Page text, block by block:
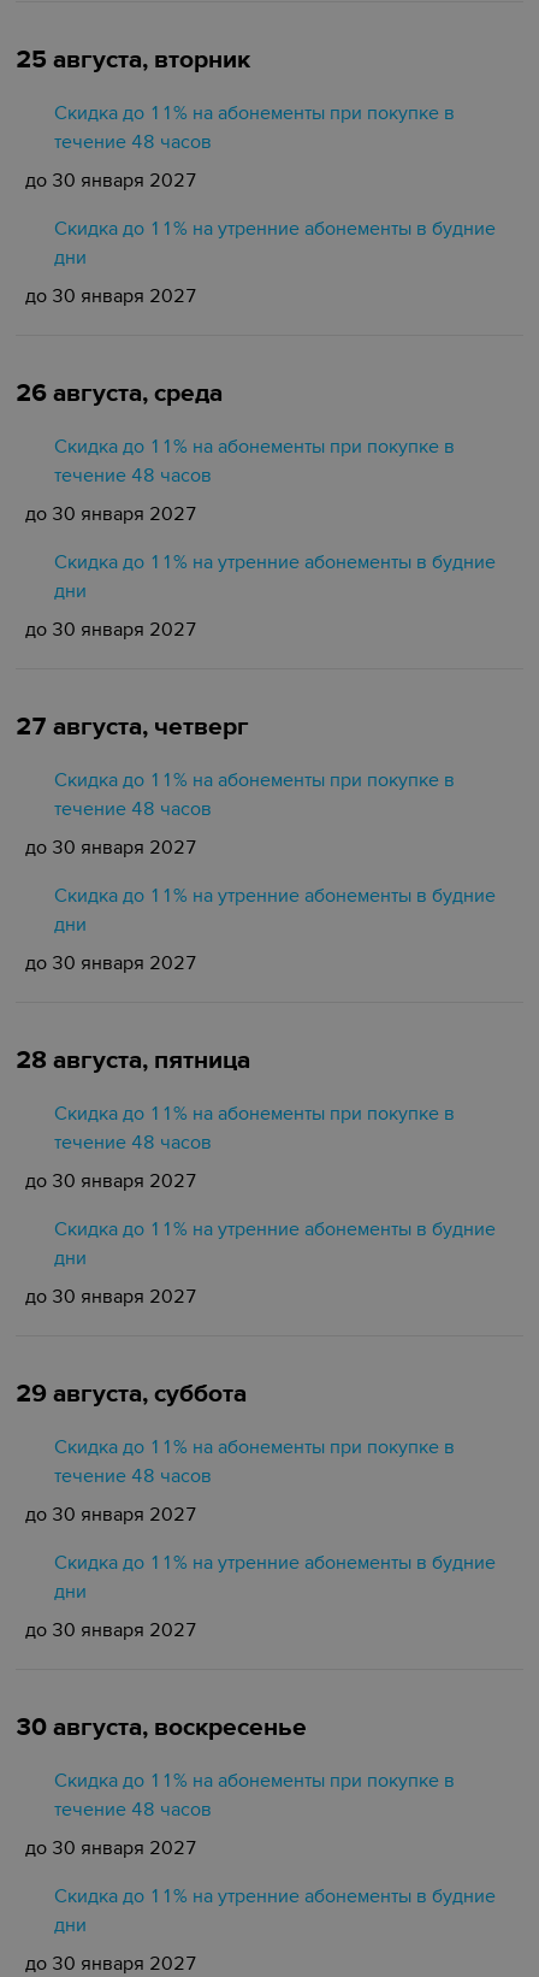
25 августа, вторник
Скидка до 11% на абонементы при покупке в
течение 48 часов
до 30 января 2027
Скидка до 11% на утренние абонементы в будние
дни
до 30 января 2027
26 августа, среда
Скидка до 11% на абонементы при покупке в
течение 48 часов
до 30 января 2027
Скидка до 11% на утренние абонементы в будние
дни
до 30 января 2027
27 августа, четверг
Скидка до 11% на абонементы при покупке в
течение 48 часов
до 30 января 2027
Скидка до 11% на утренние абонементы в будние
дни
до 30 января 2027
28 августа, пятница
Скидка до 11% на абонементы при покупке в
течение 48 часов
до 30 января 2027
Скидка до 11% на утренние абонементы в будние
дни
до 30 января 2027
29 августа, суббота
Скидка до 11% на абонементы при покупке в
течение 48 часов
до 30 января 2027
Скидка до 11% на утренние абонементы в будние
дни
до 30 января 2027
30 августа, воскресенье
Скидка до 11% на абонементы при покупке в
течение 48 часов
до 30 января 2027
Скидка до 11% на утренние абонементы в будние
дни
до 30 января 2027